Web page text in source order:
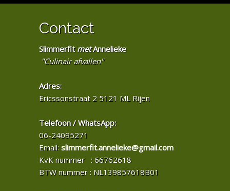
Contact
Slimmerfit metAnnelieke
"Culinair afvallen"
Adres:
Ericssonstraat 2 5121 ML Rijen
Telefoon / WhatsApp:
06-24095271
Email:slimmerfit.annelieke@gmail.com
KvK nummer : 66762618
BTW nummer : NL139857618B01